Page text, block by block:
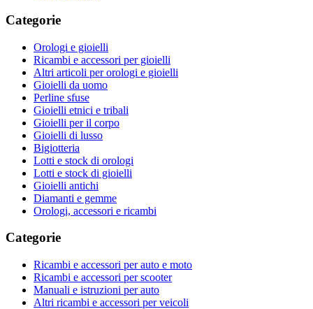
Categorie
Orologi e gioielli
Ricambi e accessori per gioielli
Altri articoli per orologi e gioielli
Gioielli da uomo
Perline sfuse
Gioielli etnici e tribali
Gioielli per il corpo
Gioielli di lusso
Bigiotteria
Lotti e stock di orologi
Lotti e stock di gioielli
Gioielli antichi
Diamanti e gemme
Orologi, accessori e ricambi
Categorie
Ricambi e accessori per auto e moto
Ricambi e accessori per scooter
Manuali e istruzioni per auto
Altri ricambi e accessori per veicoli